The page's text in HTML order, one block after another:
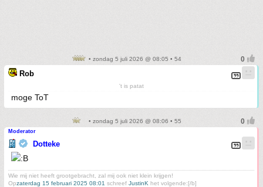
• zondag 5 juli 2026 @ 08:05 • 54
Rob
't is patat
moge ToT
• zondag 5 juli 2026 @ 08:06 • 55
Moderator
Dotteke
Wie mij niet heeft grootgebracht, zal mij ook niet klein krijgen!
Opzaterdag 15 februari 2025 08:01 schreef JustinK het volgende:[/b]